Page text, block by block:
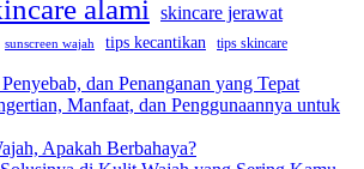
alami skincare jerawat
sunscreen wajah tips kecantikan tips skincare
dan Penanganan yang Tepat
Manfaat, dan Penggunaannya untuk
Apakah Berbahaya?